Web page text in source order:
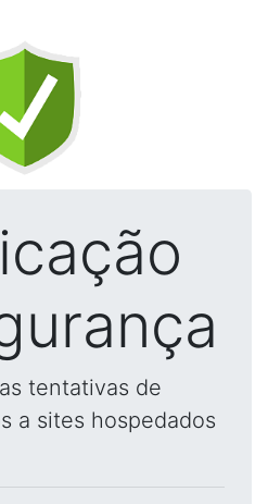
tentativas de
a sites hospedados